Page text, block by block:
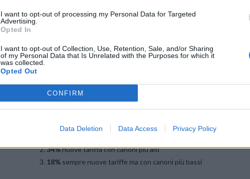
I want to opt-out of processing my Personal Data for Targeted
Advertising.
Opted In
I want to opt-out of Collection, Use, Retention, Sale, and/or Sharing
of my Personal Data that Is Unrelated with the Purposes for which it
was collected.
Opted Out
CONFIRM
Data Deletion Data Access Privacy Policy
si aspetta un (doppio) listino invariato con al massimo le
34%nuove tariffa con canoni più alti
18% sempre nuove tariffe ma con canoni più bassi